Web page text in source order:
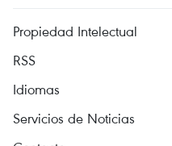
Propiedad Intelectual
RSS
Idiomas
Servicios de Noticias